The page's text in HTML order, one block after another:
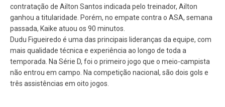
contratação de Ailton Santos indicada pelo treinador, Ailton
ganhou a titularidade. Porém, no empate contra o ASA, semana
passada, Kaike atuou os 90 minutos.
Dudu Figueiredo é uma das principais lideranças da equipe, com
mais qualidade técnica e experiência ao longo de toda a
temporada. Na Série D, foi o primeiro jogo que o meio-campista
não entrou em campo. Na competição nacional, são dois gols e
três assistências em oito jogos.